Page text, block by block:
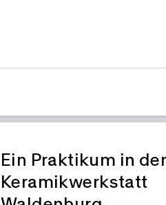
Ein Praktikum in der
Keramikwerkstatt